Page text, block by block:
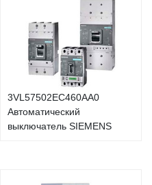
3VL57502EC460AA0
Автоматический
выключатель SIEMENS